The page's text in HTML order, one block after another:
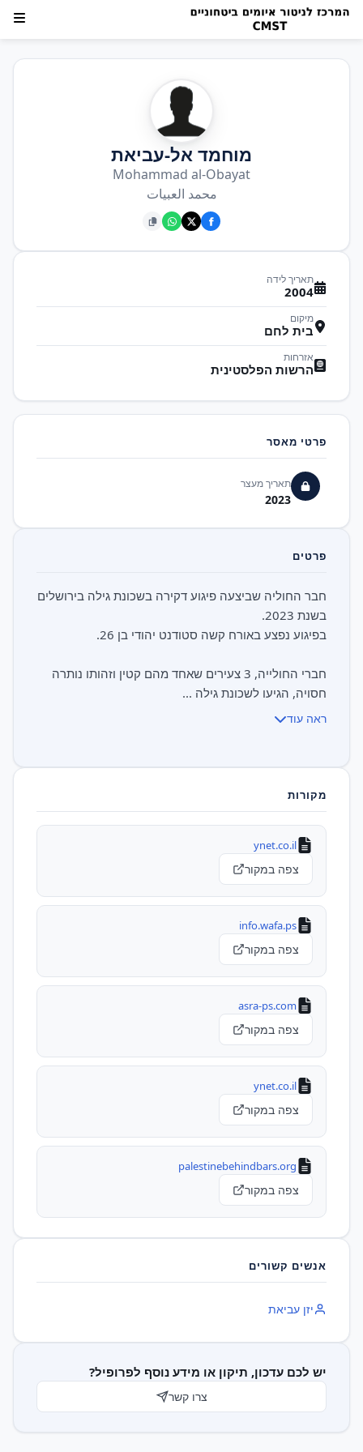
מוחמד אל-עביאת
Mohammad al-Obayat
محمد العبيات
תאריך לידה
2004
מיקום
בית לחם
אזרחות
הרשות הפלסטינית
פרטי מאסר
תאריך מעצר
2023
פרטים
חבר החוליה שביצעה פיגוע דקירה בשכונת גילה בירושלים
חברי החולייה, 3 צעירים שאחד מהם קטין וזהותו נותרה
חסויה, הגיעו לשכונת גילה ...
ראה עוד
מקורות
ynet.co.il
צפה במקור
info.wafa.ps
צפה במקור
asra-ps.com
צפה במקור
ynet.co.il
צפה במקור
palestinebehindbars.org
צפה במקור
אנשים קשורים
יזן עביאת
יש לכם עדכון, תיקון או מידע נוסף לפרופיל?
צרו קשר